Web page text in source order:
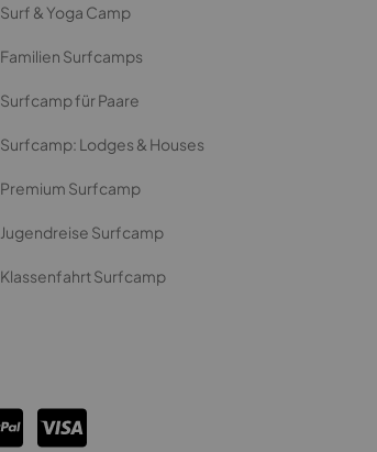
Surf & Yoga Camp
Familien Surfcamps
Surfcamp für Paare
Surfcamp: Lodges & Houses
Premium Surfcamp
Jugendreise Surfcamp
Klassenfahrt Surfcamp